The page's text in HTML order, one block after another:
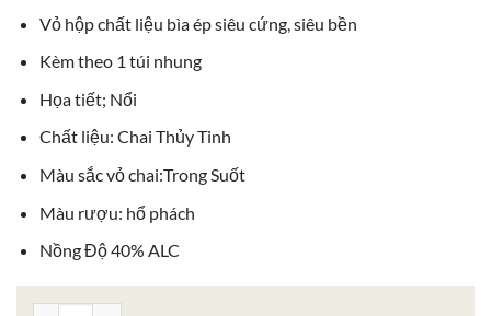
Vỏ hộp chất liệu bìa ép siêu cứng, siêu bền
Kèm theo 1 túi nhung
Họa tiết; Nổi
Chất liệu: Chai Thủy Tinh
Màu sắc vỏ chai:Trong Suốt
Màu rượu: hổ phách
Nồng Độ 40% ALC